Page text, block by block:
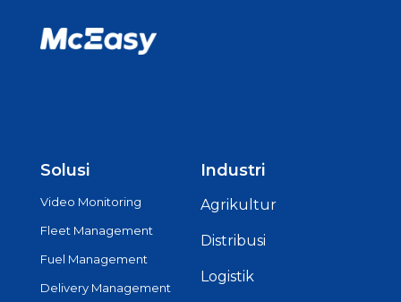
Solusi
Video Monitoring
Fleet Management
Fuel Management
Delivery Management
Industri
Agrikultur
Distribusi
Logistik